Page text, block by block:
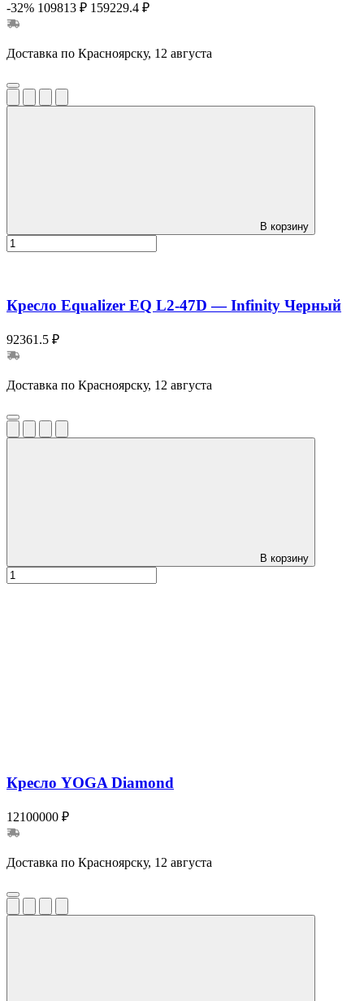
-32% 109813 ₽ 159229.4 ₽
Доставка по Красноярску, 12 августа
В корзину
Кресло Equalizer EQ L2-47D — Infinity Черный
92361.5 ₽
Доставка по Красноярску, 12 августа
В корзину
Кресло YOGA Diamond
12100000 ₽
Доставка по Красноярску, 12 августа